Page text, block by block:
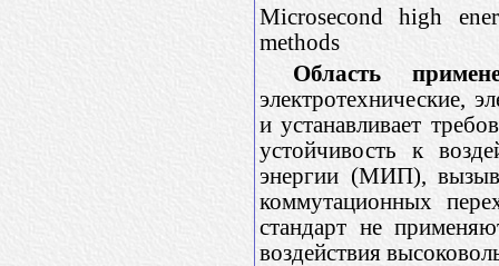
Microsecond high
methods
Область
электротехнические,
и устанавливает
устойчивость к
энергии (МИП),
коммутационных
стандарт не
воздействия